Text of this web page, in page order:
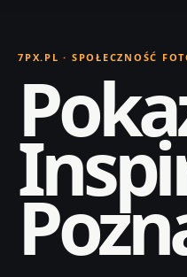
7PX.PL · SPOŁECZNOŚĆ